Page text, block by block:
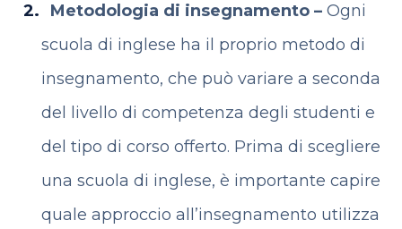
Metodologia di insegnamento –Ogni
scuola di inglese ha il proprio metodo di
insegnamento, che può variare a seconda
del livello di competenza degli studenti e
del tipo di corso offerto. Prima di scegliere
una scuola di inglese, è importante capire
quale approccio all’insegnamento utilizza